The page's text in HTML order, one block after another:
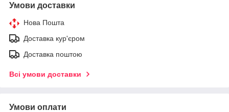
Умови доставки
Нова Пошта
Доставка кур'єром
Доставка поштою
Всі умови доставки
Умови оплати